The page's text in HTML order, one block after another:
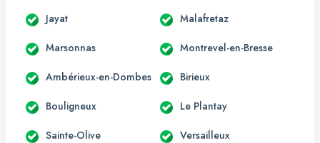
Jayat Malafretaz
Marsonnas Montrevel-en-Bresse
Ambérieux-en-Dombes Birieux
Bouligneux Le Plantay
Sainte-Olive Versailleux